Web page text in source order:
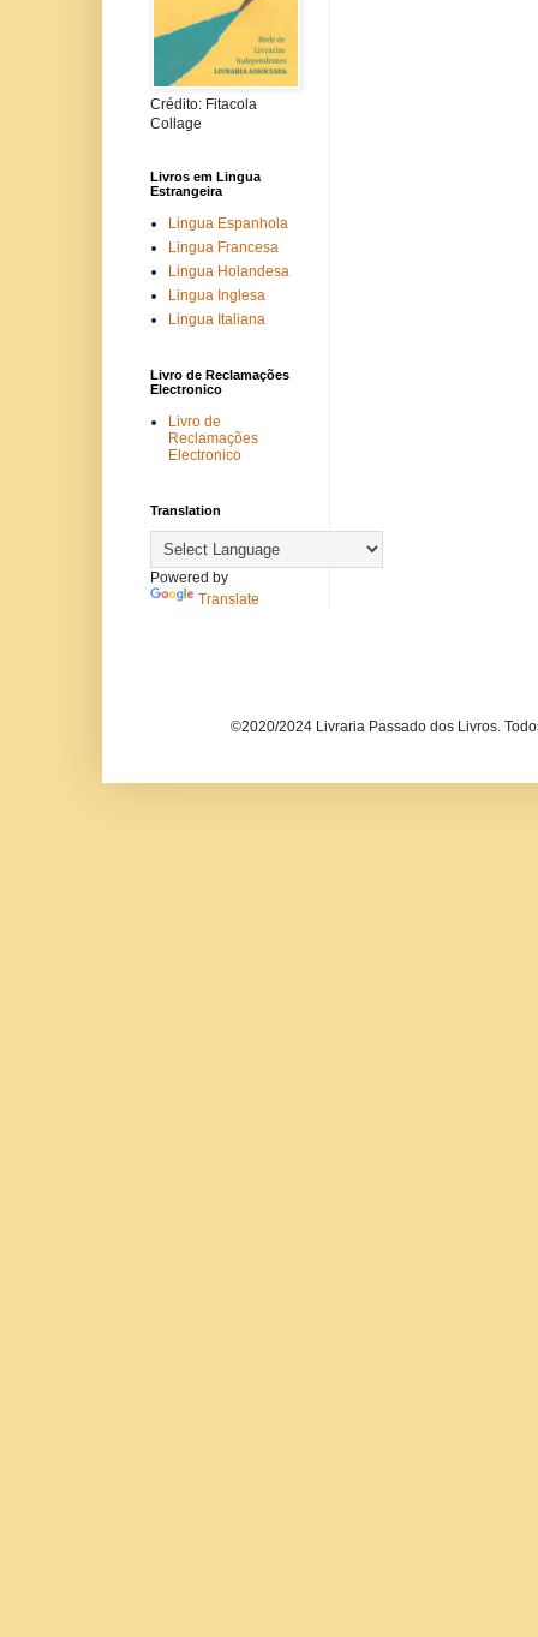
Crédito: Fitacola
Collage
Livros em Lingua
Estrangeira
Lingua Espanhola
Lingua Francesa
Lingua Holandesa
Lingua Inglesa
Lingua Italiana
Livro de Reclamações
Electronico
Livro de
Reclamações
Electronico
Translation
Powered by
Translate
©2020/2024 Livraria Passado dos Livros.